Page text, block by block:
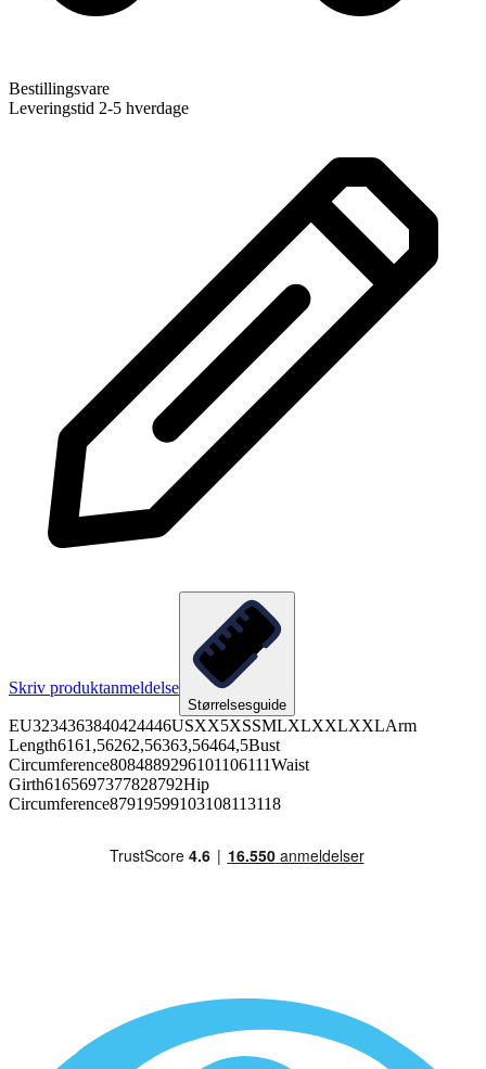
Bestillingsvare
Leveringstid 2-5 hverdage
Skriv produktanmeldelse
Størrelsesguide
EU3234363840424446USXX5XSSMLXLXXLXXLArm
Length6161,56262,56363,56464,5Bust
Circumference8084889296101106111Waist
Girth6165697377828792Hip
Circumference87919599103108113118